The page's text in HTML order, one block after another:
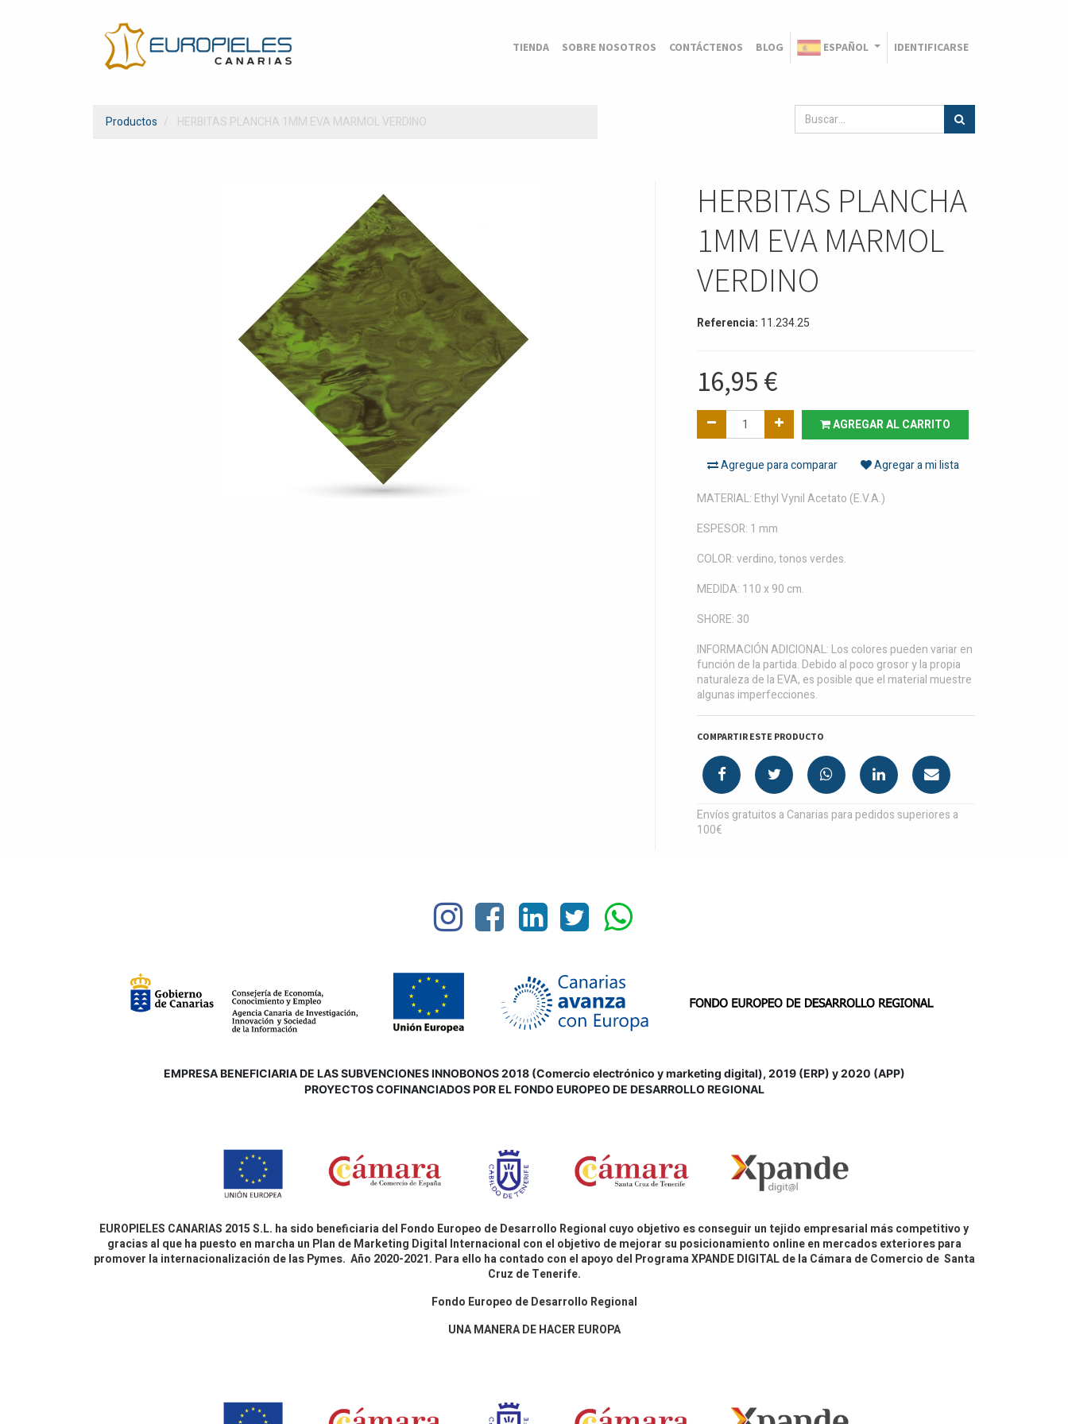
TIENDA SOBRE NOSOTROS CONTÁCTENOS BLOG ESPAÑOL IDENTIFICARSE
Productos HERBITAS PLANCHA 1MM EVA MARMOL VERDINO
HERBITAS PLANCHA
1MM EVA MARMOL
VERDINO
Referencia: 11.234.25
16,95 €
AGREGAR AL CARRITO
Agregue para comparar
Agregar a mi lista
MATERIAL: Ethyl Vynil Acetato (E.V.A.)
ESPESOR: 1 mm
COLOR: verdino, tonos verdes.
MEDIDA: 110 x 90 cm.
SHORE: 30
INFORMACIÓN ADICIONAL: Los colores pueden variar en
función de la partida. Debido al poco grosor y la propia
naturaleza de la EVA, es posible que el material muestre
algunas imperfecciones.
COMPARTIR ESTE PRODUCTO
Envíos gratuitos a Canarias para pedidos superiores a
100€
EMPRESA BENEFICIARIA DE LAS SUBVENCIONES INNOBONOS 2018 (Comercio electrónico y marketing digital), 2019 (ERP) y 2020 (APP)
PROYECTOS COFINANCIADOS POR EL FONDO EUROPEO DE DESARROLLO REGIONAL
EUROPIELES CANARIAS 2015 S.L. ha sido beneficiaria del Fondo Europeo de Desarrollo Regional cuyo objetivo es conseguir un tejido empresarial más competitivo y
gracias al que ha puesto en marcha un Plan de Marketing Digital Internacional con el objetivo de mejorar su posicionamiento online en mercados exteriores para
promover la internacionalización de las Pymes. Año 2020-2021. Para ello ha contado con el apoyo del Programa XPANDE DIGITAL de la Cámara de Comercio de Santa
Cruz de Tenerife.
Fondo Europeo de Desarrollo Regional
UNA MANERA DE HACER EUROPA